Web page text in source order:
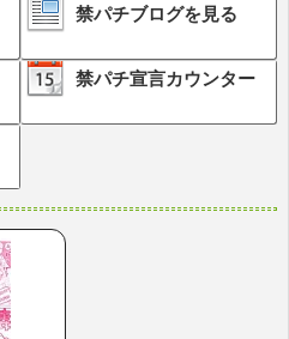
禁パチブログを見る
禁パチ宣言カウンター